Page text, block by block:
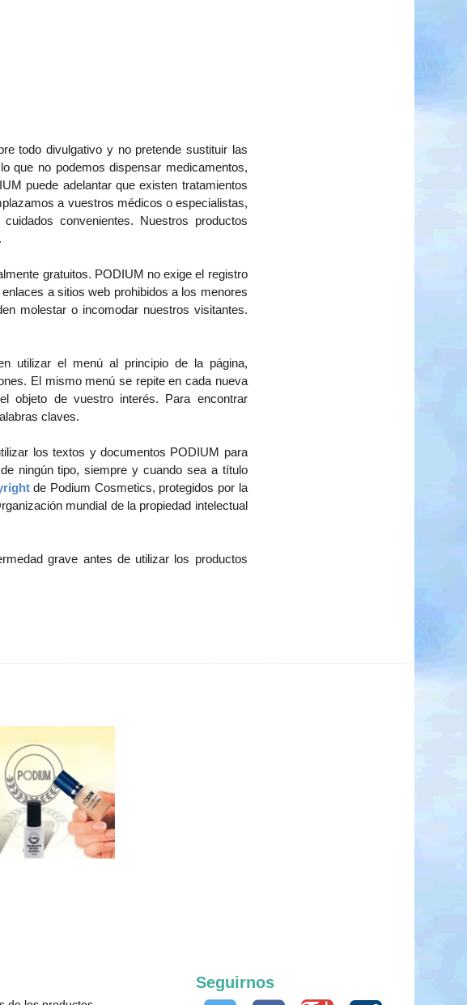
todo divulgativo y no pretende sustituir las
que no podemos dispensar medicamentos,
puede adelantar que existen tratamientos
a vuestros médicos o especialistas,
convenientes. Nuestros productos
gratuitos. PODIUM no exige el registro
a sitios web prohibidos a los menores
molestar o incomodar nuestros visitantes.
utilizar el menú al principio de la página,
El mismo menú se repite en cada nueva
objeto de vuestro interés. Para encontrar
claves.
los textos y documentos PODIUM para
ningún tipo, siempre y cuando sea a título
de Podium Cosmetics, protegidos por la
mundial de la propiedad intelectual
grave antes de utilizar los productos
Seguirnos